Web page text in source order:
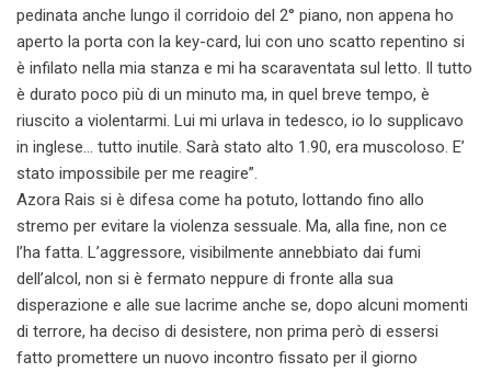
pedinata anche lungo il corridoio del 2° piano, non appena ho
aperto la porta con la key-card, lui con uno scatto repentino si
è infilato nella mia stanza e mi ha scaraventata sul letto. Il tutto
è durato poco più di un minuto ma, in quel breve tempo, è
riuscito a violentarmi. Lui mi urlava in tedesco, io lo supplicavo
in inglese… tutto inutile. Sarà stato alto 1.90, era muscoloso. E’
stato impossibile per me reagire”.
Azora Rais si è difesa come ha potuto, lottando fino allo
stremo per evitare la violenza sessuale. Ma, alla fine, non ce
l’ha fatta. L’aggressore, visibilmente annebbiato dai fumi
dell’alcol, non si è fermato neppure di fronte alla sua
disperazione e alle sue lacrime anche se, dopo alcuni momenti
di terrore, ha deciso di desistere, non prima però di essersi
fatto promettere un nuovo incontro fissato per il giorno